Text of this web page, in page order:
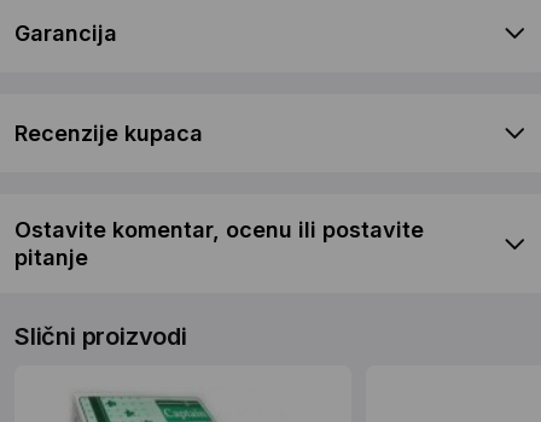
Garancija
Recenzije kupaca
Ostavite komentar, ocenu ili postavite
pitanje
Slični proizvodi